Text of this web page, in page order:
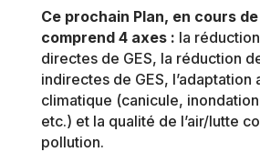
Ce prochain Plan, en cours
comprend 4 axes : la
directes de GES, la réduction
indirectes de GES, l’adaptation
climatique (canicule,
etc.) et la qualité de l’air/lutte
pollution.